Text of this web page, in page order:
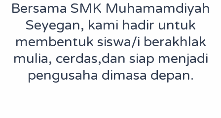
Bersama SMK Muhamamdiyah
Seyegan, kami hadir untuk
membentuk siswa/i berakhlak
mulia, cerdas,dan siap menjadi
pengusaha dimasa depan.